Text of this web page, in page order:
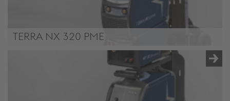
TERRA NX 320 PME